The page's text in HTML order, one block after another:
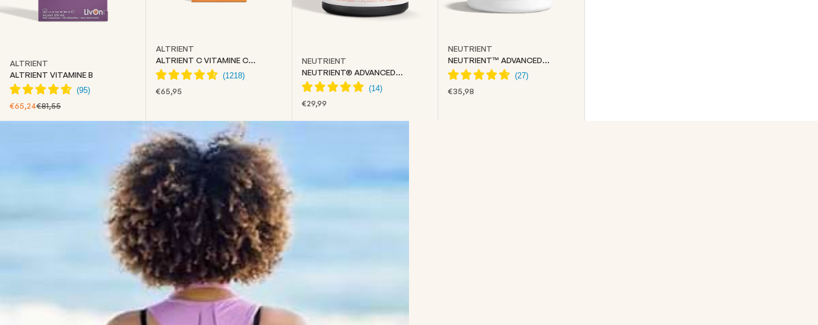
ALTRIENT
ALTRIENT VITAMINE B
PRIX DE VENTE
€65,24PRIX NORMAL
€81,55
ALTRIENT
ALTRIENT C VITAMINE C
LIPOSOMALE
PRIX DE VENTE
€65,95
NEUTRIENT
NEUTRIENT® ADVANCED
CREATINE
PRIX DE VENTE
€29,99
NEUTRIENT
NEUTRIENT™ ADVANCED
COLLAGEN
PRIX DE VENTE
€35,98